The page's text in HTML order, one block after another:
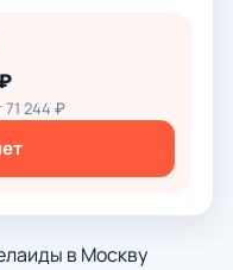
244 ₽
в Москву